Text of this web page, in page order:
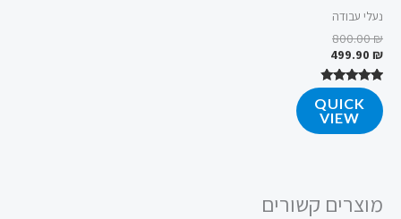
נעלי עבודה
800.00₪
499.90 ₪
דורג
4.61
מתוך 5
QUICK
VIEW
מוצרים קשורים